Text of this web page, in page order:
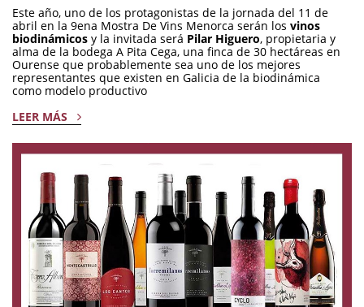
Este año, uno de los protagonistas de la jornada del 11 de
abril en la 9ena Mostra De Vins Menorca serán los vinos
biodinámicos y la invitada será Pilar Higuero, propietaria y
alma de la bodega A Pita Cega, una finca de 30 hectáreas en
Ourense que probablemente sea uno de los mejores
representantes que existen en Galicia de la biodinámica
como modelo productivo
LEER MÁS